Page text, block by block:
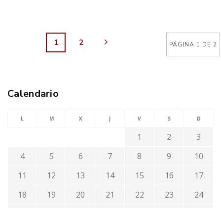
PÁGINA 1 DE 2
1 2
Calendario
L M X J V S D
1 2
3
4
5 6 7 8 9
10
11
12 13 14 15 16
17
18
19 20 21 22 23
24